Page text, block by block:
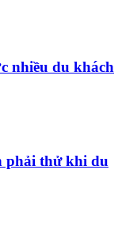
nhiều du khách
phải thử khi du